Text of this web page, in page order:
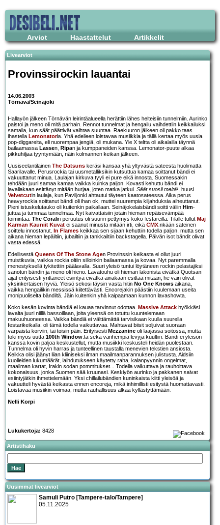
Arviot Haastattelut Artikkelit
Livearviot
Provinssirockin lauantai
14.06.2003
Törnävä/Seinäjoki
Hallayön jälkeen Törnävän leirintäalueella herättiin lähes helteisiin tunnelmiin. Aurinko
paistoi ja meno oli mitä parhain. Rennot tunnelmat ja hengailu vaihdettiin keikkailuksi
samalla, kun säät päättivät vaihtaa suuntaa. Raekuuron jälkeen oli pakko taas
ihastella Lemonatoria. Yhä edelleen loistavaa musiikkia ja tällä kertaa myös uusia
pop-diggareita, eli nuorempaa jengiä, oli mukana. Yle X teltta oli aikalailla täynnä
bailaamassa Lassen, Ripan ja kumppaneiden kanssa. Lemonator-puute alkaa
pikkuhiljaa tyyntymään, näin kolmannen keikan jälkeen.
Uusiseelantilainen The Datsuns keräsi kansaa yhä yltyvästä sateesta huolimatta
Saarilavalle. Perusrockia tai uusmetalliksikin kutsuttua kamaa soittanut bändi ei
vakuuttanut minua. Laulajan kirkuva tyyli ei pure eikä innosta. Suomessakin
tehdään juuri samaa kamaa vaikka kuinka paljon. Kovasti kehuttu bändi ei
lavallakaan esittänyt mitään hurjaa, joten matka jatkui. Säät suosii meitä!, huusi
Velvetcutin laulaja, kun Paviljonki ahtautui täyteen kaatosateessa. Aika perus
heavyrockia soittanut bändi oli ihan ok, muttei suurempia kiljahduksia aiheuttanut.
Pieni istuskelutauko oli kuitenkin paikallaan. Seinäjokelaisbändi soitti väliin Him-
juttua ja tummaa tunnelmaa. Nyt kaivattaisiin jotain hieman repäisevämpää
toimintaa. The Coralin peruutus oli suurin pettymys koko festareilla. Tilalle tullut Maj
Karman Kauniit Kuvat ei saanut minusta mitään irti, eikä CMX:nkään sateinen
soittelu innostanut. In Flames keikkaa sen sijaan kehuttiin todella paljon, mutta sen
aikana hieman lepäiltiin, jubailtiin ja tankkailtiin backstagella. Päivän isot bändit olivat
vasta edessä.
Edellisestä Queens Of The Stone Agen Provinssin keikasta ei ollut juuri
muistikuvia, vaikka rockia oltiin silloinkin bailaamassa ja kovaa. Nyt paremmalla
menestyksellä tykitettiin päälavalla. Suuri yleisö tuntui löytäneen rockin pelastajiksi
sanotun bändin ja meno oli hieno. Lavatouhu oli hieman lakonista eivätkä Quotsan
äijät erityisesti yrittäneet esiintyä eivätkä ainakaan esittää mitään, he vain olivat
yksinkertaisen hyviä. Yleisö sekosi täysin vasta hitin No One Knows aikana,
vaikka hengailikin messissä kiitettävästi. Encorejakin päästiin kuulemaan useita
monipuoliselta bändiltä. Jäin kuitenkin yhä kaipaamaan kunnon lavashowta.
Koko kesän kovinta bändiä ei kauaa tarvinnut odottaa. Massive Attack hyökkäsi
lavalta juuri niillä bassoillaan, joita yleensä on totuttu kuuntelemaan
makuuhuoneessa. Vaikka bändiä ei välttämättä tarvisikaan kuulla suurella
festarikeikalla, oli tämä todella vaikuttavaa. Mahtavat biisit soljuivat suoraan
varpaista korviin, tai toisin päin. Erityisesti Mezzanine oli laajassa soitossa, mutta
toki myös uutta 100th Window:ta sekä vanhempia levyjä kuultiin. Bändi ei yleisön
kanssa kovin paljoa keskustellut, mutta musiikki keskusteli heidän puolestaan.
Tunnelma oli hyvin harras ja tunteellinen taustalla menevien tekstien ansiosta.
Keikka olisi jäänyt liian kliiniseksi ilman maailmanparannuksen julistusta. Aidsiin
kuolleiden lukumäärät, laihdutukseen käytetty raha, kalanpyynnin ongelmat,
maailman kartat, Irakin sodan pommitukset... Todella vaikuttava ja rauhoittava
kokonaisuus, jonka Suomen sää kruunasi. Keskiyön aurinko ja pakkanen saivat
esiintyjätkin ihmettelemään. Yksi chillailubändien kuninkaista kiitti yleisöä ja
vakuutteli hyvästä keikasta ennen encoreja, mikä inhimillisti esitystä huomattavasti.
Loistavaa musiikin voimaa, mutta rauhallisuus alkaa kyllästyttämään.
Nelli Korpi
Lukukertoja: 8428
Artistihaku
Uusimmat livearviot
Samuli Putro [Tampere-talo/Tampere]
05.11.2025